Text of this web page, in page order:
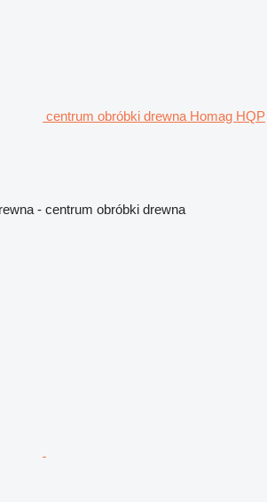
centrum obróbki drewna Homag HQP
- centrum obróbki drewna